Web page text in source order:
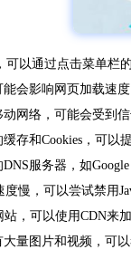
以通过点击菜单栏
会影响网页加载速
网络，可能会受到
存和Cookies，可以
服务器，如
度慢，可以尝试禁用
，可以使用CDN来
量图片和视频，可